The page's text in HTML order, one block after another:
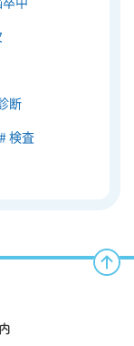
断
検査